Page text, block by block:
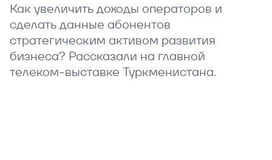
Как увеличить доходы операторов и
сделать данные абонентов
стратегическим активом развития
бизнеса? Рассказали на главной
телеком-выставке Туркменистана.